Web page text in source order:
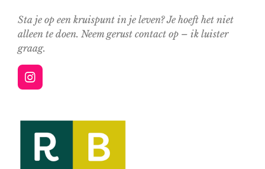
Sta je op een kruispunt in je leven? Je hoeft het niet
alleen te doen. Neem gerust contact op – ik luister
graag.
I
n
a